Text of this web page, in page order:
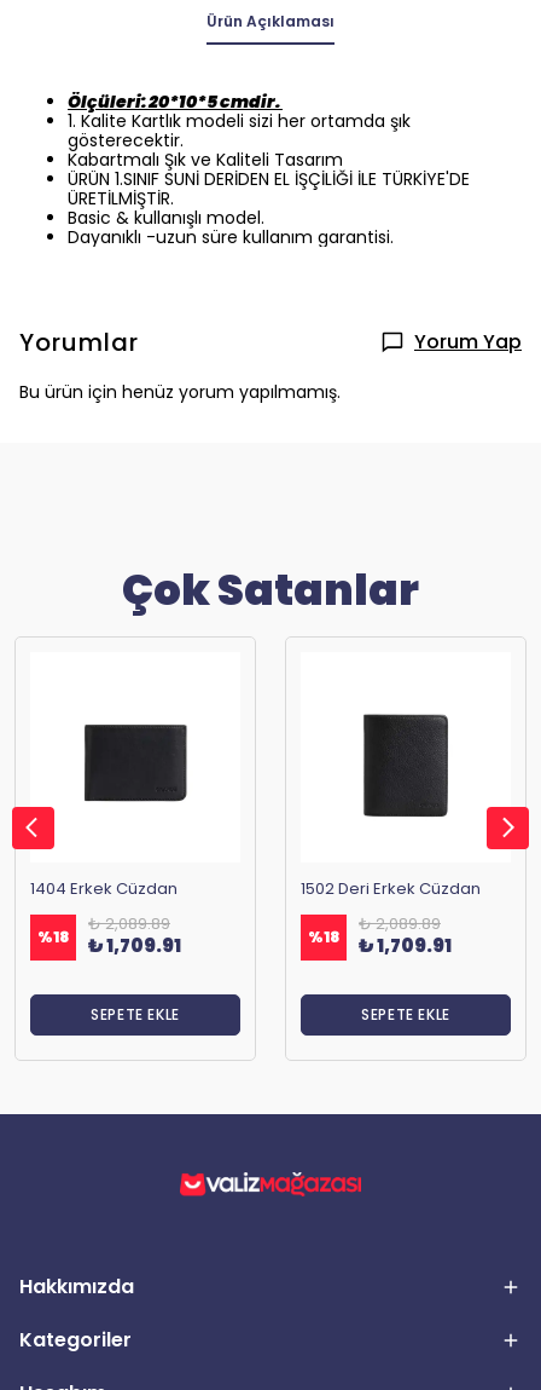
Ürün Açıklaması
Ölçüleri: 20*10*5 cmdir.
1. Kalite Kartlık modeli sizi her ortamda şık
gösterecektir.
Kabartmalı Şık ve Kaliteli Tasarım
ÜRÜN 1.SINIF SUNİ DERİDEN EL İŞÇİLİĞİ İLE TÜRKİYE'DE
ÜRETİLMİŞTİR.
Basic & kullanışlı model.
Dayanıklı -uzun süre kullanım garantisi.
Yorumlar Yorum Yap
Bu ürün için henüz yorum yapılmamış.
Çok Satanlar
1404 Erkek Cüzdan
%18
₺ 2,089.89
₺ 1,709.91
SEPETE EKLE
1502 Deri Erkek Cüzdan
%18
₺ 2,089.89
₺ 1,709.91
SEPETE EKLE
Hakkımızda
Kategoriler